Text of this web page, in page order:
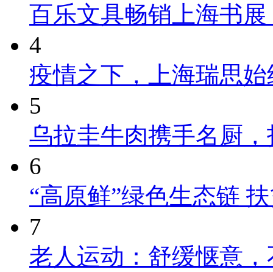
百乐文具畅销上海书
4
疫情之下，上海瑞思
5
乌拉圭牛肉携手名厨
6
“高原鲜”绿色生态链
7
老人运动：舒缓惬意